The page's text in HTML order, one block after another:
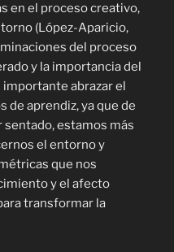
en el proceso creativo,
(López-Aparicio,
del proceso
y la importancia del
importante abrazar el
de aprendiz, ya que de
sentado, estamos más
el entorno y
que nos
y el afecto
transformar la